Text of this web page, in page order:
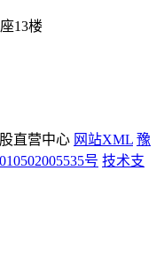
13楼
直营中心 网站XML 豫
号 技术支